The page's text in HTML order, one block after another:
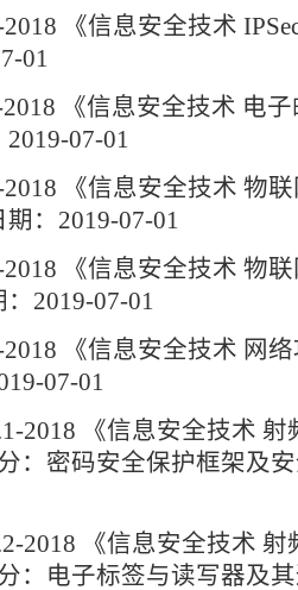
2018 《信息安全技术
01
2018 《信息安全技术 电
07-01
2018 《信息安全技术 物
：2019-07-01
2018 《信息安全技术 物
2019-07-01
2018 《信息安全技术 网
07-01
2018 《信息安全技术
：密码安全保护框架及
2018 《信息安全技术
：电子标签与读写器及